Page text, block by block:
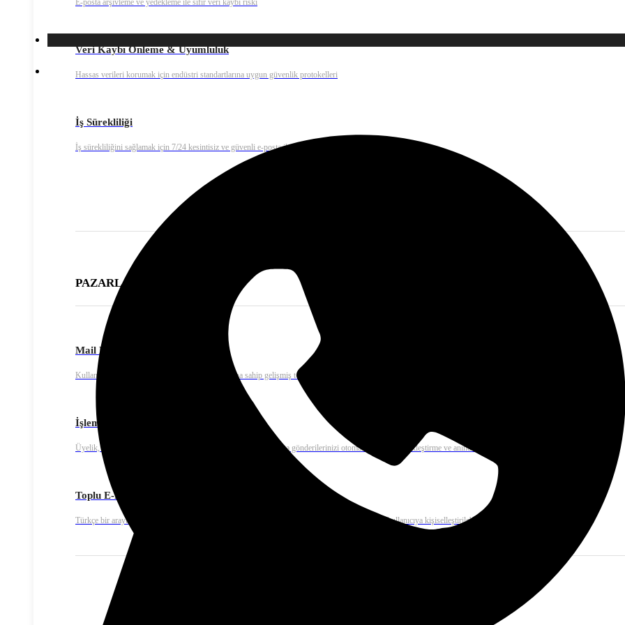
E-posta arşivleme ve yedekleme ile sıfır veri kaybı riski
Veri Kaybı Önleme & Uyumluluk
Hassas verileri korumak için endüstri standartlarına uygun güvenlik protokelleri
İş Sürekliliği
İş sürekliliğini sağlamak için 7/24 kesintisiz ve güvenli e-posta iletişimi
PAZARLAMA ÇÖZÜMLERİ
Mail Extra – E-mail Marketing
Kullanımı kolay, yüksek teslim edilebilirlik oranına sahip gelişmiş toplu mail çözümü ile binlerce e-postayı dakikalar içerisinde gönderiz.
İşlemsel E-posta
Üyelik, ödeme onay ya da fatura bildirimleri gibi işlemsel e-posta gönderilerinizi otomatik olarak gerçekleştirme ve anında kolayca raporlama
Toplu E-Posta
Türkçe bir arayüze sahip kullanıcı dostu mail tasarımı ve editörü ile sadece tek tıkla on binlerce kullanıcıya kişiselleştirilebilir e-posta gönderimi